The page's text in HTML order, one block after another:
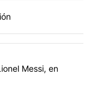
en los
Jorge Messi, el
Messi, en